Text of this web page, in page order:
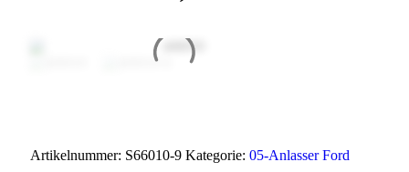
Artikelnummer: S66010-9 Kategorie: 05-Anlasser Ford